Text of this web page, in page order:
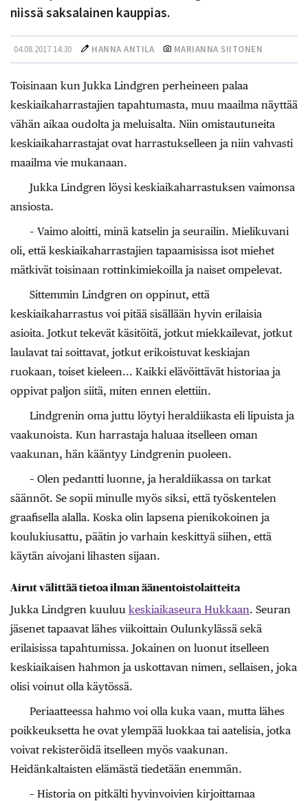
niissä saksalainen kauppias.
04.08.2017 14:30 HANNA ANTILA MARIANNA SIITONEN
Toisinaan kun Jukka Lindgren perheineen palaa
keskiaikaharrastajien tapahtumasta, muu maailma näyttää
vähän aikaa oudolta ja meluisalta. Niin omistautuneita
keskiaikaharrastajat ovat harrastukselleen ja niin vahvasti
maailma vie mukanaan.
Jukka Lindgren löysi keskiaikaharrastuksen vaimonsa
ansiosta.
– Vaimo aloitti, minä katselin ja seurailin. Mielikuvani
oli, että keskiaikaharrastajien tapaamisissa isot miehet
mätkivät toisinaan rottinkimiekoilla ja naiset ompelevat.
Sittemmin Lindgren on oppinut, että
keskiaikaharrastus voi pitää sisällään hyvin erilaisia
asioita. Jotkut tekevät käsitöitä, jotkut miekkailevat, jotkut
laulavat tai soittavat, jotkut erikoistuvat keskiajan
ruokaan, toiset kieleen... Kaikki elävöittävät historiaa ja
oppivat paljon siitä, miten ennen elettiin.
Lindgrenin oma juttu löytyi heraldiikasta eli lipuista ja
vaakunoista. Kun harrastaja haluaa itselleen oman
vaakunan, hän kääntyy Lindgrenin puoleen.
– Olen pedantti luonne, ja heraldiikassa on tarkat
säännöt. Se sopii minulle myös siksi, että työskentelen
graafisella alalla. Koska olin lapsena pienikokoinen ja
koulukiusattu, päätin jo varhain keskittyä siihen, että
käytän aivojani lihasten sijaan.
Airut välittää tietoa ilman äänentoistolaitteita
Jukka Lindgren kuuluu keskiaikaseura Hukkaan. Seuran
jäsenet tapaavat lähes viikoittain Oulunkylässä sekä
erilaisissa tapahtumissa. Jokainen on luonut itselleen
keskiaikaisen hahmon ja uskottavan nimen, sellaisen, joka
olisi voinut olla käytössä.
Periaatteessa hahmo voi olla kuka vaan, mutta lähes
poikkeuksetta he ovat ylempää luokkaa tai aatelisia, jotka
voivat rekisteröidä itselleen myös vaakunan.
Heidänkaltaisten elämästä tiedetään enemmän.
– Historia on pitkälti hyvinvoivien kirjoittamaa